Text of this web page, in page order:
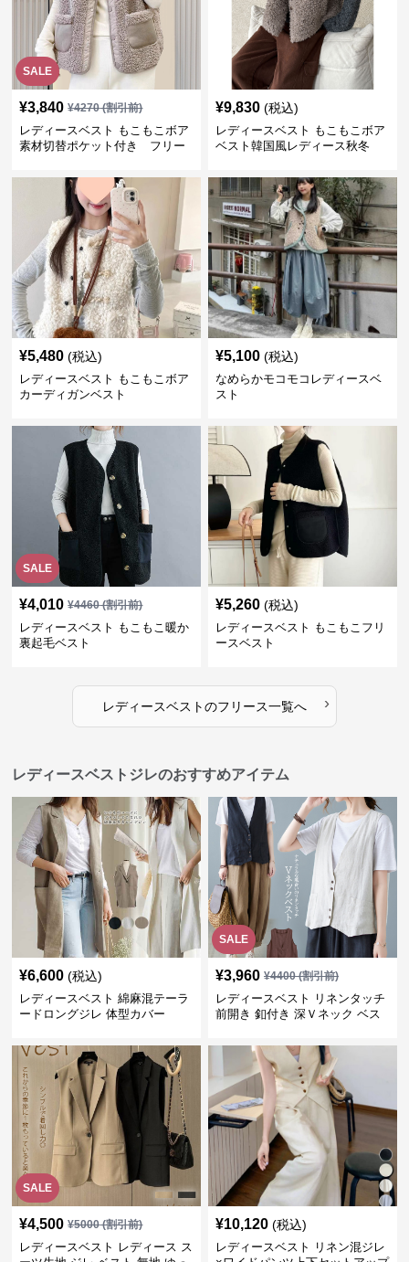
SALE
¥3,840 ¥4270(割引前)
レディースベスト もこもこボア
素材切替ポケット付き フリー
¥9,830 (税込)
レディースベスト もこもこボア
ベスト韓国風レディース秋冬
¥5,480 (税込)
レディースベスト もこもこボア
カーディガンベスト
¥5,100 (税込)
なめらかモコモコレディースベ
スト
SALE
¥4,010 ¥4460(割引前)
レディースベスト もこもこ暖か
裏起毛ベスト
¥5,260 (税込)
レディースベスト もこもこフリ
ースベスト
レディースベストのフリース一覧へ ›
レディースベストジレのおすすめアイテム
¥6,600 (税込)
レディースベスト 綿麻混テーラ
ードロングジレ 体型カバー
SALE
¥3,960 ¥4400(割引前)
レディースベスト リネンタッチ
前開き 釦付き 深Ｖネック ベス
SALE
¥4,500 ¥5000(割引前)
レディースベスト レディース ス
¥10,120 (税込)
レディースベスト リネン混ジレ